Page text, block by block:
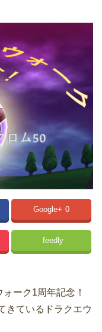
Google+ 0
feedly
ーク1周年記念！
きているドラクエウ